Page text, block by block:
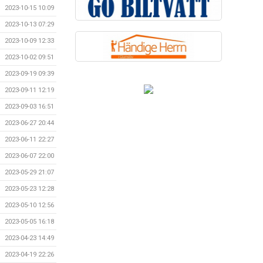
2023-10-15 10:09
2023-10-13 07:29
2023-10-09 12:33
2023-10-02 09:51
2023-09-19 09:39
2023-09-11 12:19
2023-09-03 16:51
2023-06-27 20:44
2023-06-11 22:27
2023-06-07 22:00
2023-05-29 21:07
2023-05-23 12:28
2023-05-10 12:56
2023-05-05 16:18
2023-04-23 14:49
2023-04-19 22:26